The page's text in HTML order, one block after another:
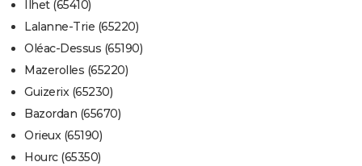
Ilhet (65410)
Lalanne-Trie (65220)
Oléac-Dessus (65190)
Mazerolles (65220)
Guizerix (65230)
Bazordan (65670)
Orieux (65190)
Hourc (65350)